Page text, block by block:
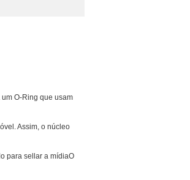
O-Ring que usam
Assim, o núcleo
para sellar a mídiaO